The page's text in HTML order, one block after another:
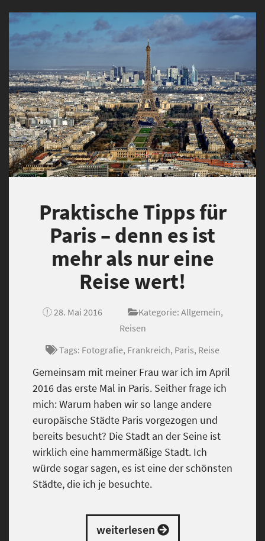
Praktische Tipps für
Paris – denn es ist
mehr als nur eine
Reise wert!
28. Mai 2016 Kategorie: Allgemein,
Reisen
Tags: Fotografie, Frankreich, Paris, Reise
Gemeinsam mit meiner Frau war ich im April
2016 das erste Mal in Paris. Seither frage ich
mich: Warum haben wir so lange andere
europäische Städte Paris vorgezogen und
bereits besucht? Die Stadt an der Seine ist
wirklich eine hammermäßige Stadt. Ich
würde sogar sagen, es ist eine der schönsten
Städte, die ich je besuchte.
weiterlesen